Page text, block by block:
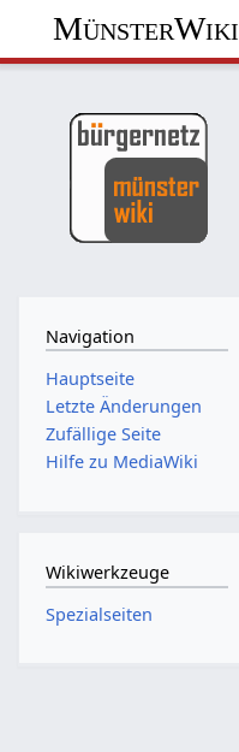
MünsterWiki
Navigation
Hauptseite
Letzte Änderungen
Zufällige Seite
Hilfe zu MediaWiki
Wikiwerkzeuge
Spezialseiten